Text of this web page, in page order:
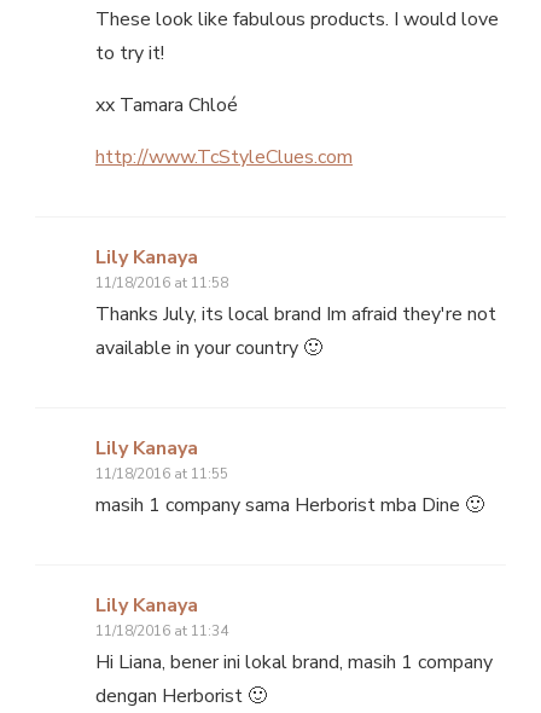
These look like fabulous products. I would love
to try it!
xx Tamara Chloé
http://www.TcStyleClues.com
Lily Kanaya
11/18/2016 at 11:58
Thanks July, its local brand Im afraid they're not
available in your country 🙂
Lily Kanaya
11/18/2016 at 11:55
masih 1 company sama Herborist mba Dine 🙂
Lily Kanaya
11/18/2016 at 11:34
Hi Liana, bener ini lokal brand, masih 1 company
dengan Herborist 🙂